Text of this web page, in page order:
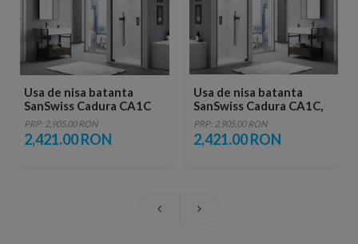
Usa de nisa batanta
SanSwiss Cadura CA1C
70xH200 cm profil negru,
stanga
PRP: 2,905.00 RON
2,421.00 RON
Usa de nisa batanta
SanSwiss Cadura CA1C,
70xH200 cm profil negru,
dreapta
PRP: 2,905.00 RON
2,421.00 RON